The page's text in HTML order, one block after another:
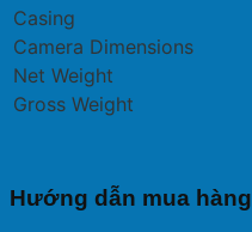
Casing
Camera Dimensions
Net Weight
Gross Weight
Hướng dẫn mua hàng